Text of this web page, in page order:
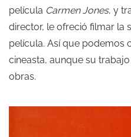
película Carmen Jones, y
director, le ofreció filmar la
película. Así que podemos
cineasta, aunque su
obras.